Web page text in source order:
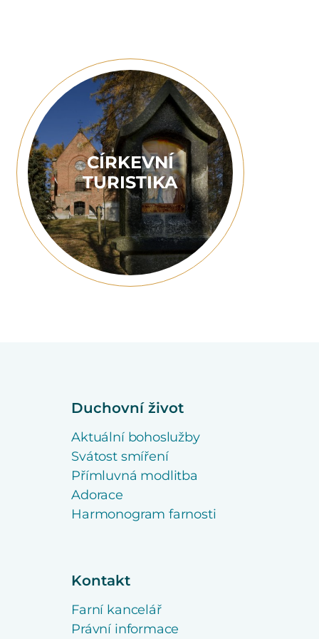
CÍRKEVNÍ
TURISTIKA
Duchovní život
Aktuální bohoslužby
Svátost smíření
Přímluvná modlitba
Adorace
Harmonogram farnosti
Kontakt
Farní kancelář
Právní informace